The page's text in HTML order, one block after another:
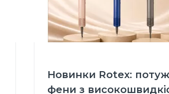
Новинки Rotex:
фени з